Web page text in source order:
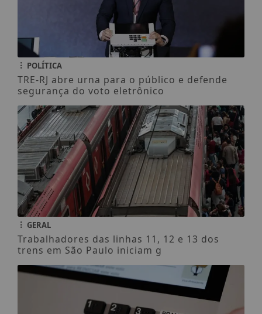
POLÍTICA
TRE-RJ abre urna para o público e defende
segurança do voto eletrônico
GERAL
Trabalhadores das linhas 11, 12 e 13 dos
trens em São Paulo iniciam g